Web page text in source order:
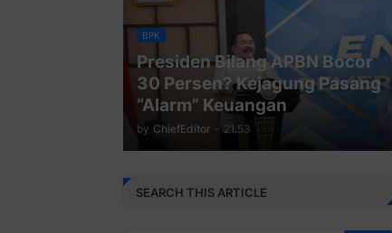
BPK
Presiden Bilang APBN Bocor
30 Persen? Kejagung Pasang
“Alarm” Keuangan
by ChiefEditor - 21.53
SEARCH THIS ARTICLE